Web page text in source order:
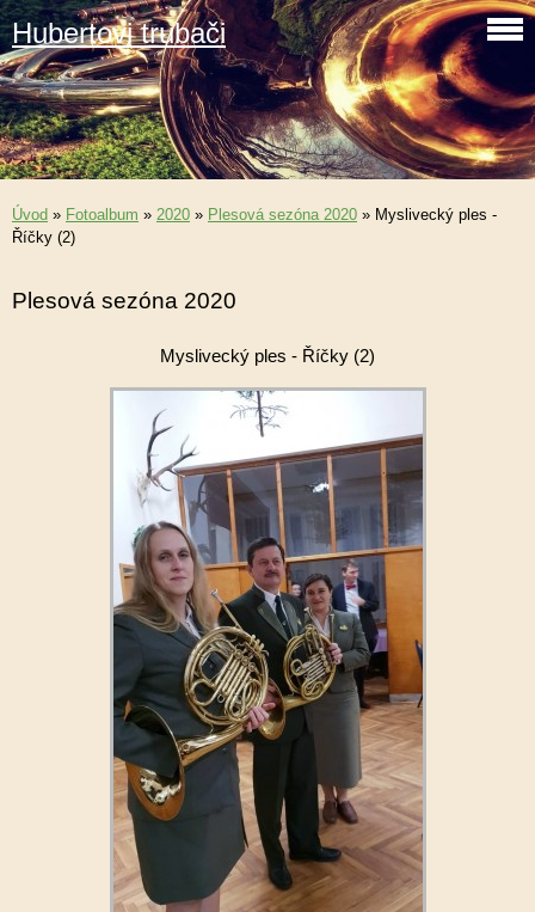
Hubertovi trubači
Úvod » Fotoalbum » 2020 » Plesová sezóna 2020 » Myslivecký ples -
Říčky (2)
Plesová sezóna 2020
Myslivecký ples - Říčky (2)